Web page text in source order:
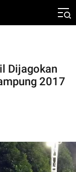
Dijagokan
2017